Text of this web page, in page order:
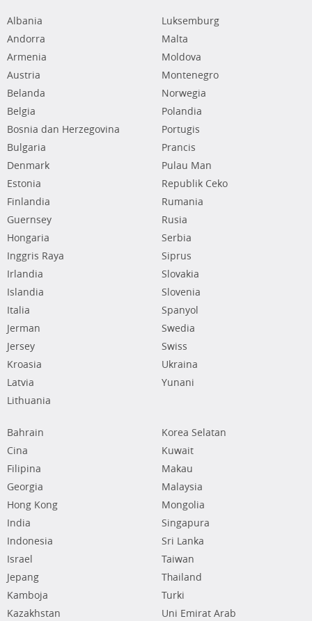
Albania
Andorra
Armenia
Austria
Belanda
Belgia
Bosnia dan Herzegovina
Bulgaria
Denmark
Estonia
Finlandia
Guernsey
Hongaria
Inggris Raya
Irlandia
Islandia
Italia
Jerman
Jersey
Kroasia
Latvia
Lithuania
Luksemburg
Malta
Moldova
Montenegro
Norwegia
Polandia
Portugis
Prancis
Pulau Man
Republik Ceko
Rumania
Rusia
Serbia
Siprus
Slovakia
Slovenia
Spanyol
Swedia
Swiss
Ukraina
Yunani
Bahrain
Cina
Filipina
Georgia
Hong Kong
India
Indonesia
Israel
Jepang
Kamboja
Kazakhstan
Korea Selatan
Kuwait
Makau
Malaysia
Mongolia
Singapura
Sri Lanka
Taiwan
Thailand
Turki
Uni Emirat Arab